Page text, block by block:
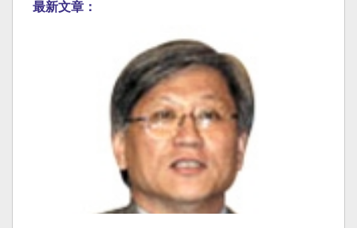
最新文章：